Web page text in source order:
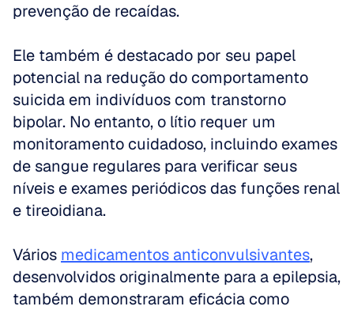
prevenção de recaídas.
Ele também é destacado por seu papel
potencial na redução do comportamento
suicida em indivíduos com transtorno
bipolar. No entanto, o lítio requer um
monitoramento cuidadoso, incluindo exames
de sangue regulares para verificar seus
níveis e exames periódicos das funções renal
e tireoidiana.
Vários medicamentos anticonvulsivantes,
desenvolvidos originalmente para a epilepsia,
também demonstraram eficácia como